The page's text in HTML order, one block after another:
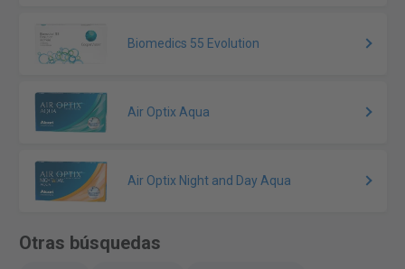
Biomedics 55 Evolution
Air Optix Aqua
Air Optix Night and Day Aqua
Otras búsquedas